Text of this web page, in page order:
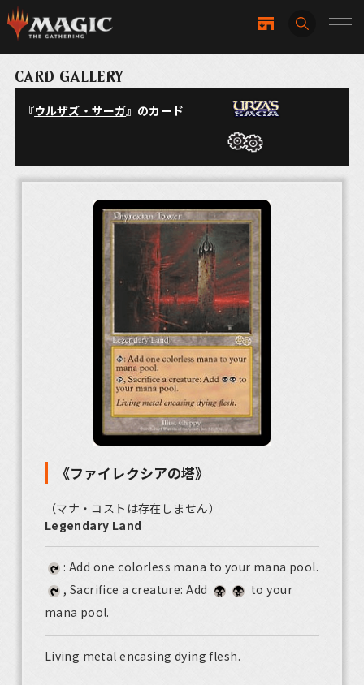
CARD GALLERY
『ウルザズ・サーガ』のカード
《ファイレクシアの塔》
（マナ・コストは存在しません）
Legendary Land
: Add one colorless mana to your mana pool.
, Sacrifice a creature: Add
to your
mana pool.
Living metal encasing dying flesh.